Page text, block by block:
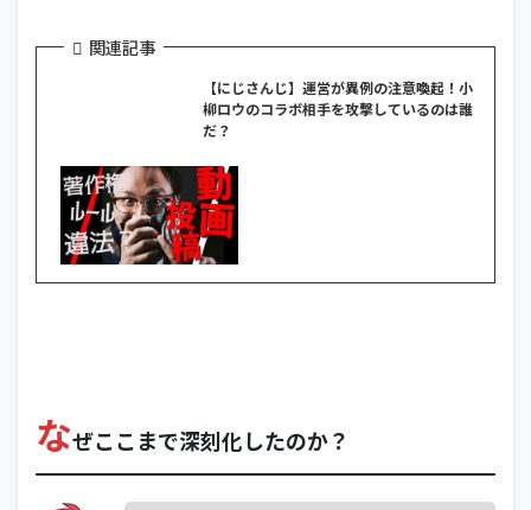
関連記事
【にじさんじ】運営が異例の注意喚起！小
柳ロウのコラボ相手を攻撃しているのは誰
だ？
なぜここまで深刻化したのか？